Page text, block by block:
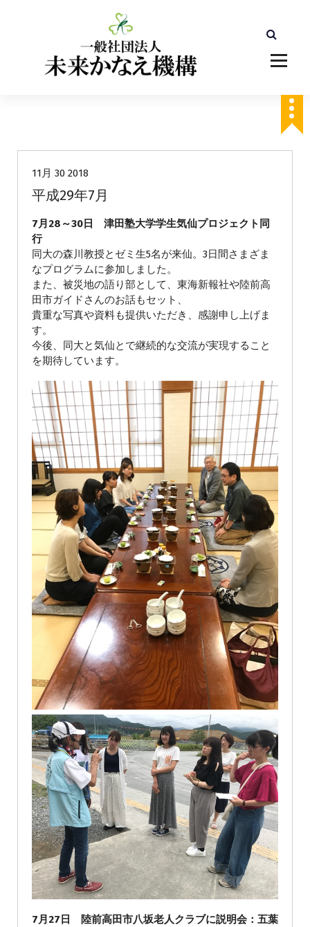
11月 30 2018
平成29年7月
7月28～30日 津田塾大学学生気仙プロジェクト同
行
同大の森川教授とゼミ生5名が来仙。3日間さまざま
なプログラムに参加しました。
また、被災地の語り部として、東海新報社や陸前高
田市ガイドさんのお話もセット、
貴重な写真や資料も提供いただき、感謝申し上げま
す。
今後、同大と気仙とで継続的な交流が実現すること
を期待しています。
7月27日 陸前高田市八坂老人クラブに説明会：五葉